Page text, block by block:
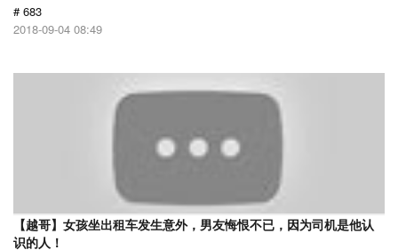
# 683
2018-09-04 08:49
【越哥】女孩坐出租车发生意外，男友悔恨不已，因为司机是他认
识的人！